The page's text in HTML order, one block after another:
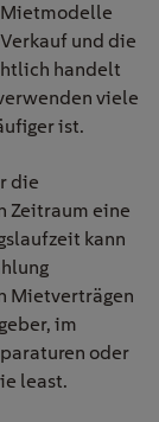
und die
handelt
viele
ist.
die
Zeitraum eine
kann
Mietverträgen
im
oder
least.